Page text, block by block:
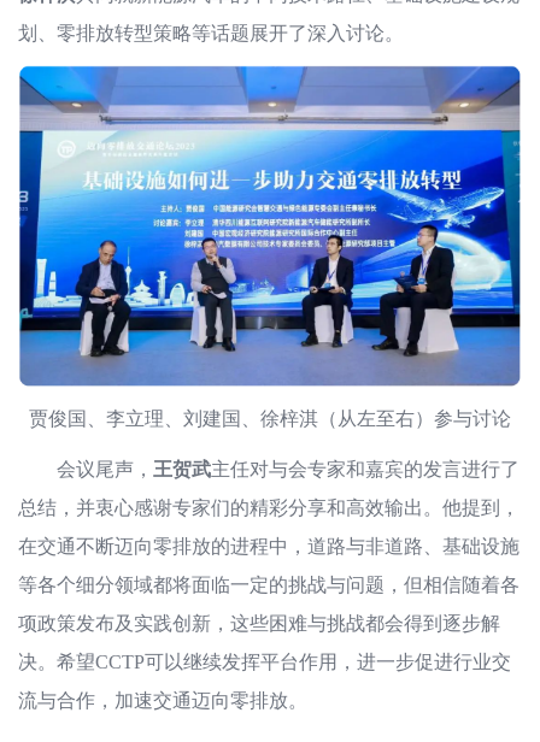
划、零排放转型策略等话题展开了深入讨论。
贾俊国、李立理、刘建国、徐梓淇（从左至右）参与讨论
会议尾声， 王贺武主任对与会专家和嘉宾的发言进行了
总结，并衷心感谢专家们的精彩分享和高效输出。他提到，
在交通不断迈向零排放的进程中，道路与非道路、基础设施
等各个细分领域都将面临一定的挑战与问题，但相信随着各
项政策发布及实践创新，这些困难与挑战都会得到逐步解
决。希望CCTP可以继续发挥平台作用，进一步促进行业交
流与合作，加速交通迈向零排放。